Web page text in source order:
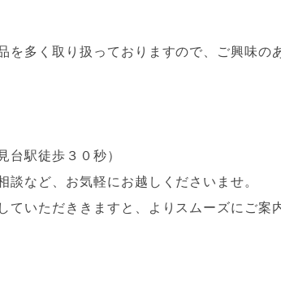
を多く取り扱っておりますので、ご興味の
台駅徒歩３０秒）
など、お気軽にお越しくださいませ。
ていただききますと、よりスムーズにご案